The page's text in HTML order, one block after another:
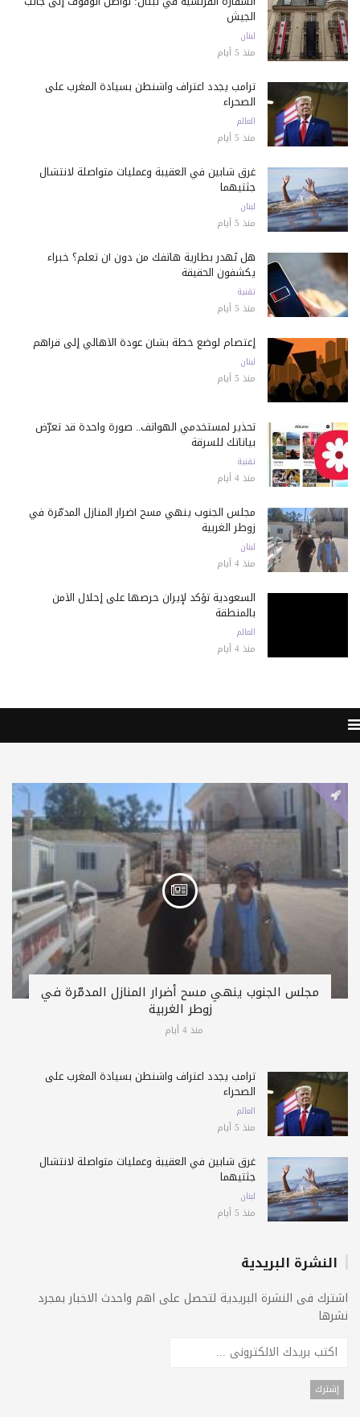
الجيش
لبنان
منذ 5 أيام
ترامب يجدد اعتراف واشنطن بسيادة المغرب على
الصحراء
العالم
منذ 5 أيام
غرق شابين في العقيبة وعمليات متواصلة لانتشال
جثتيهما
لبنان
منذ 5 أيام
هل تُهدر بطارية هاتفك من دون أن تعلم؟ خبراء
يكشفون الحقيقة
تقنية
منذ 5 أيام
إعتصام لوضع خطة بشأن عودة الأهالي إلى قراهم
لبنان
منذ 5 أيام
تحذير لمستخدمي الهواتف.. صورة واحدة قد تعرّض
بياناتك للسرقة
تقنية
منذ 4 أيام
مجلس الجنوب ينهي مسح أضرار المنازل المدمّرة في
زوطر الغربية
لبنان
منذ 4 أيام
السعودية تؤكد لإيران حرصها على إحلال الأمن
بالمنطقة
العالم
منذ 4 أيام
مجلس الجنوب ينهي مسح أضرار المنازل المدمّرة في
زوطر الغربية
منذ 4 أيام
ترامب يجدد اعتراف واشنطن بسيادة المغرب على
الصحراء
العالم
منذ 5 أيام
غرق شابين في العقيبة وعمليات متواصلة لانتشال
جثتيهما
لبنان
منذ 5 أيام
النشرة البريدية
اشترك فى النشرة البريدية لتحصل على اهم واحدث الاخبار بمجرد
نشرها